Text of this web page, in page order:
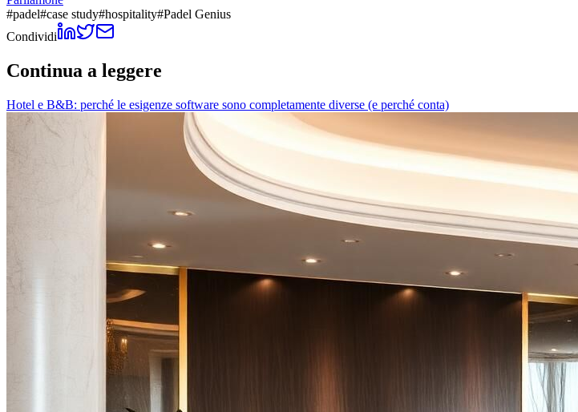
#padel#case study#hospitality#Padel Genius
Condividi
Continua a leggere
Hotel e B&B: perché le esigenze software sono completamente diverse (e perché conta)